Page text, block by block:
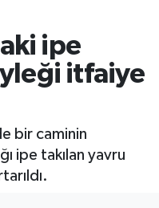
ipe
itfaiye
bir caminin
ipe takılan yavru